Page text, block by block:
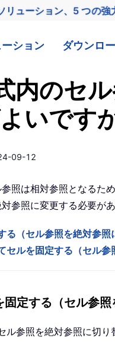
ューション、5 つの強
ション ダウンロ
内のセ
いです
09-12
照は相対参照となるた
参照に変更する必要が
（セル参照を絶対参照
ルを固定する（セル参
定する（セル参照
ル参照を絶対参照に切